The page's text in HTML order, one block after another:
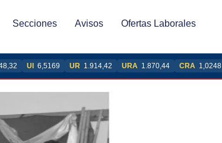
Secciones Avisos Ofertas Laborales
UI 6,5169 UR 1.914,42 URA 1.870,44 CRA 1,0248